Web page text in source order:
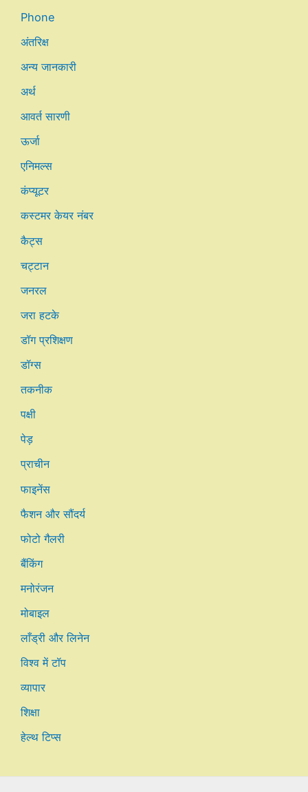
Phone
अंतरिक्ष
अन्य जानकारी
अर्थ
आवर्त सारणी
ऊर्जा
एनिमल्स
कंप्यूटर
कस्टमर केयर नंबर
कैट्स
चट्टान
जनरल
जरा हटके
डॉग प्रशिक्षण
डॉग्स
तकनीक
पक्षी
पेड़
प्राचीन
फाइनेंस
फैशन और सौंदर्य
फोटो गैलरी
बैंकिंग
मनोरंजन
मोबाइल
लाँड्री और लिनेन
विश्व में टॉप
व्यापार
शिक्षा
हेल्थ टिप्स